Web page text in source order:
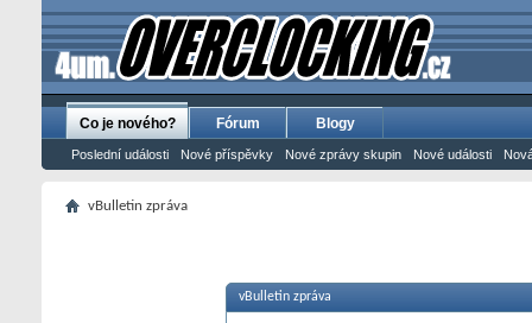
Co je nového?
Poslední události Nové příspěvky Nové zprávy skupin Nové události
Fórum Blogy
vBulletin zpráva
vBulletin zpráva